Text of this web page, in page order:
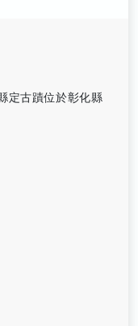
定古蹟位於彰化縣